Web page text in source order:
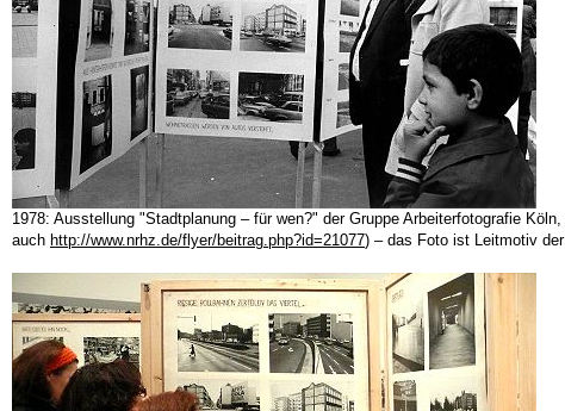
1978: Ausstellung "Stadtplanung – für wen?" der Gruppe Arbeiterfotografie
auch http://www.nrhz.de/flyer/beitrag.php?id=21077) – das Foto ist Leitmotiv